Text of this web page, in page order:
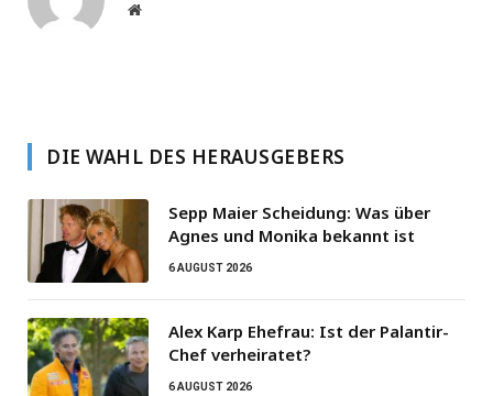
Website
DIE WAHL DES HERAUSGEBERS
Sepp Maier Scheidung: Was über
Agnes und Monika bekannt ist
6 AUGUST 2026
Alex Karp Ehefrau: Ist der Palantir-
Chef verheiratet?
6 AUGUST 2026